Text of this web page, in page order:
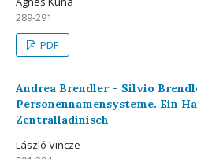
289-291
PDF
Andrea Brendler – Silvio
Personennamensysteme. Ein
Zentralladinisch
László Vincze